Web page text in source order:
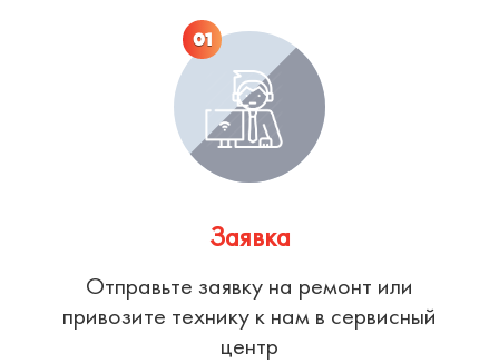
01
Заявка
Отправьте заявку на ремонт или
привозите технику к нам в сервисный
центр